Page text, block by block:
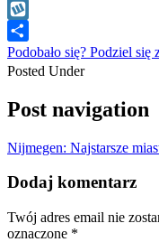
WhatsApp
Wykop
Podobało się? Podziel się
Posted Under
Post navigation
Nijmegen: Najstarsze
Dodaj komentarz
Twój adres email nie
oznaczone *